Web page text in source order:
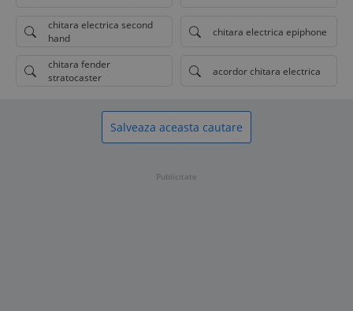
chitara electrica second
hand
chitara electrica epiphone
chitara fender
stratocaster
acordor chitara electrica
Salveaza aceasta cautare
Publicitate